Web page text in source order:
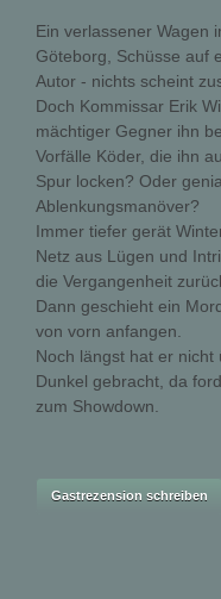
Ein verlassener Wagen
Göteborg, Schüsse auf
Autor - nichts scheint
Doch Kommissar Erik
mächtiger Gegner ihn
Vorfälle Köder, die ihn
Spur locken? Oder
Ablenkungsmanöver?
Immer tiefer gerät
Netz aus Lügen und
die Vergangenheit
Dann geschieht ein
von vorn anfangen.
Noch längst hat er nicht
Dunkel gebracht, da
zum Showdown.